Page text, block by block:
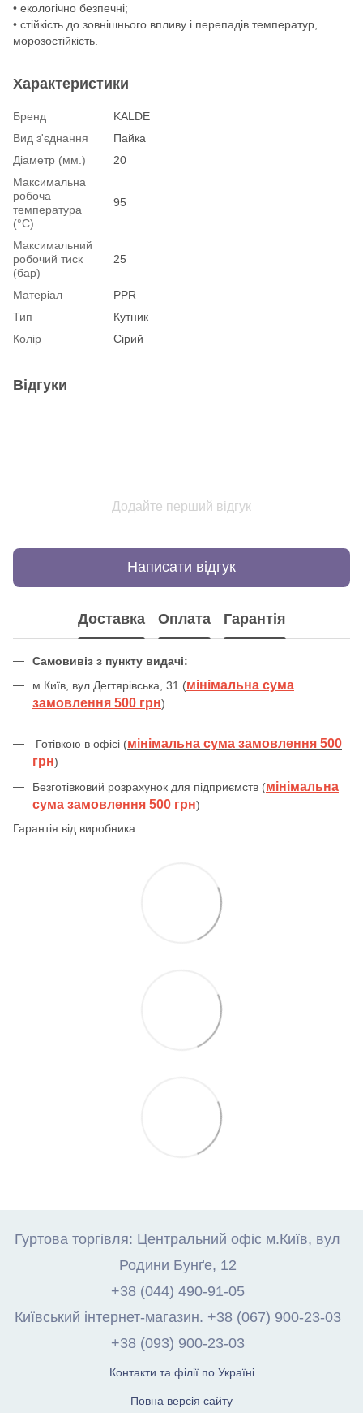
• екологічно безпечні;
• стійкість до зовнішнього впливу і перепадів температур,
морозостійкість.
Характеристики
Бренд
KALDE
Вид з'єднання
Пайка
Діаметр (мм.)
20
Максимальна
робоча
температура
(°С)
95
Максимальний
робочий тиск
(бар)
25
Матеріал
PPR
Тип
Кутник
Колір
Сірий
Відгуки
Додайте перший відгук
Написати відгук
Доставка Оплата Гарантія
Самовивіз з пункту видачі:
м.Київ, вул.Дегтярівська, 31 (мінімальна сума
замовлення 500 грн)
Готівкою в офісі (мінімальна сума замовлення 500
грн)
Безготівковий розрахунок для підприємств (мінімальна
сума замовлення 500 грн)
Гарантія від виробника.
Гуртова торгівля: Центральний офіс м.Київ, вул
Родини Бунґе, 12
+38 (044) 490-91-05
Київський інтернет-магазин. +38 (067) 900-23-03
+38 (093) 900-23-03
Контакти та філії по Україні
Повна версія сайту